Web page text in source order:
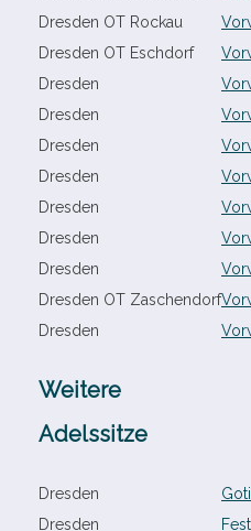
Dresden OT Rockau
Dresden OT Eschdorf
Dresden
Dresden
Dresden
Dresden
Dresden
Dresden
Dresden
Dresden OT Zaschendorf
Dresden
Weitere
Adelssitze
Dresden
Dresden